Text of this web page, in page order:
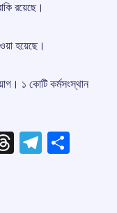
রয়েছে।
হয়েছে।
১ কোটি কর্মসংস্থান
Threads